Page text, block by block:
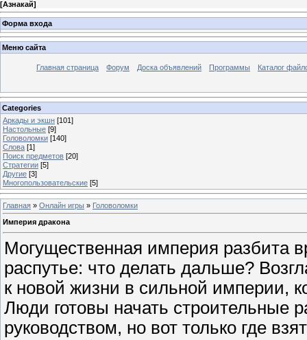
[Азнакай]
Форма входа
Меню сайта
Главная страница Форум Доска объявлений Программы Каталог
Categories
Аркады и экшн [101]
Настольные [9]
Головоломки [140]
Слова [1]
Поиск предметов [20]
Стратегии [5]
Другие [3]
Многопользовательские [5]
Главная » Онлайн игры » Головоломки
Империя дракона
Могущественная империя разбита
распутье: что делать дальше?
к новой жизни в сильной империи,
Люди готовы начать строительные
руководством, но вот только где